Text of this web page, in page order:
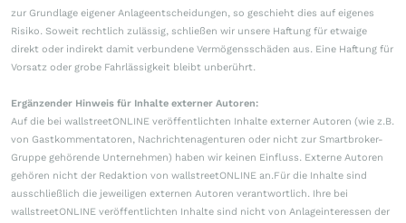
zur Grundlage eigener Anlageentscheidungen, so geschieht dies auf eigenes
Risiko. Soweit rechtlich zulässig, schließen wir unsere Haftung für etwaige
direkt oder indirekt damit verbundene Vermögensschäden aus. Eine Haftung für
Vorsatz oder grobe Fahrlässigkeit bleibt unberührt.
Ergänzender Hinweis für Inhalte externer Autoren:
Auf die bei wallstreetONLINE veröffentlichten Inhalte externer Autoren (wie z.B.
von Gastkommentatoren, Nachrichtenagenturen oder nicht zur Smartbroker-
Gruppe gehörende Unternehmen) haben wir keinen Einfluss. Externe Autoren
gehören nicht der Redaktion von wallstreetONLINE an.Für die Inhalte sind
ausschließlich die jeweiligen externen Autoren verantwortlich. Ihre bei
wallstreetONLINE veröffentlichten Inhalte sind nicht von Anlageinteressen der